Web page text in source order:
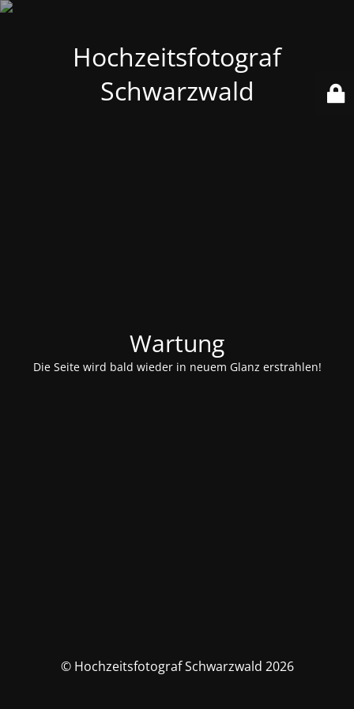
Hochzeitsfotograf
Schwarzwald
Wartung
Die Seite wird bald wieder in neuem Glanz erstrahlen!
© Hochzeitsfotograf Schwarzwald 2026